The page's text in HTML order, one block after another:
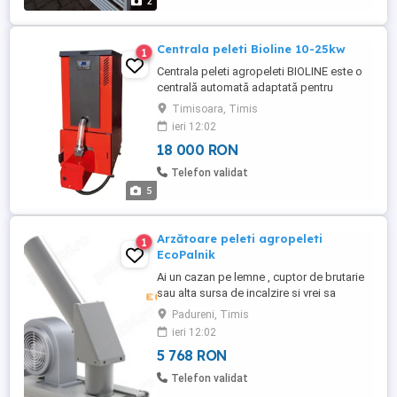
5
1 Centrala peleti Bioline 10-25kw
Centrala peleti agropeleti BIOLINE este o
centrală automată adaptată pentru
arderea biomasei sub formă de peleți de
6 și 8 mm. Destinat clădirilor rezidențiale
în care camerele centralelor termice sunt
foarte mici. Acestea îndeplinesc cerințele
energetice și de emisii ale clasei 5
Timisoara, Timis
ieri 12:02
18 000 RON
Telefon validat
1
Arzătoare peleti agropeleti
EcoPalnik
Ai un cazan pe lemne , cuptor de brutarie
sau alta sursa de incalzire si vrei sa
folosesti si peleti sau agropeleti? Acum e
simplu datorita echipamentelor oferite de
SC GREEN BURNER SRL. Suntem direct
importatori de echipamente de peleti
made in Polonia ce pot arde o gama
Padureni, Timis
ieri 12:02
5 768 RON
Telefon validat